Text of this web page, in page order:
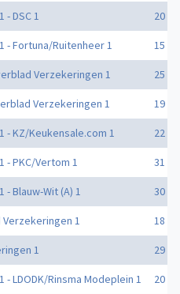
DSC 1 20 -
- Fortuna/Ruitenheer 1 15 -
Verzekeringen 1 25 -
Verzekeringen 1 19 -
- KZ/Keukensale.com 1 22 -
- PKC/Vertom 1 31 -
Blauw-Wit (A) 1 30 -
Verzekeringen 1 18 -
1 29 -
LDODK/Rinsma Modeplein 1 20 -